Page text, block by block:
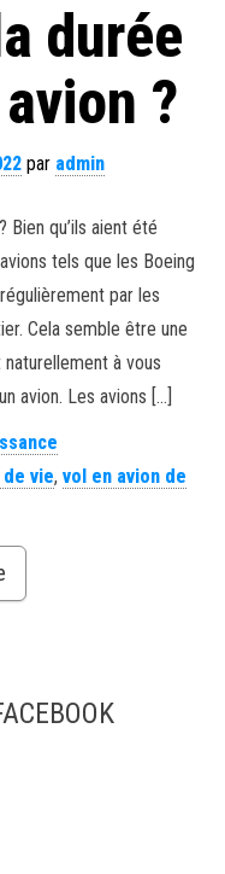
durée
?
par admin
Bien qu’ils aient été
tels que les Boeing
par les
Cela semble être une
à vous
avion. Les avions […]
vie, vol en avion de